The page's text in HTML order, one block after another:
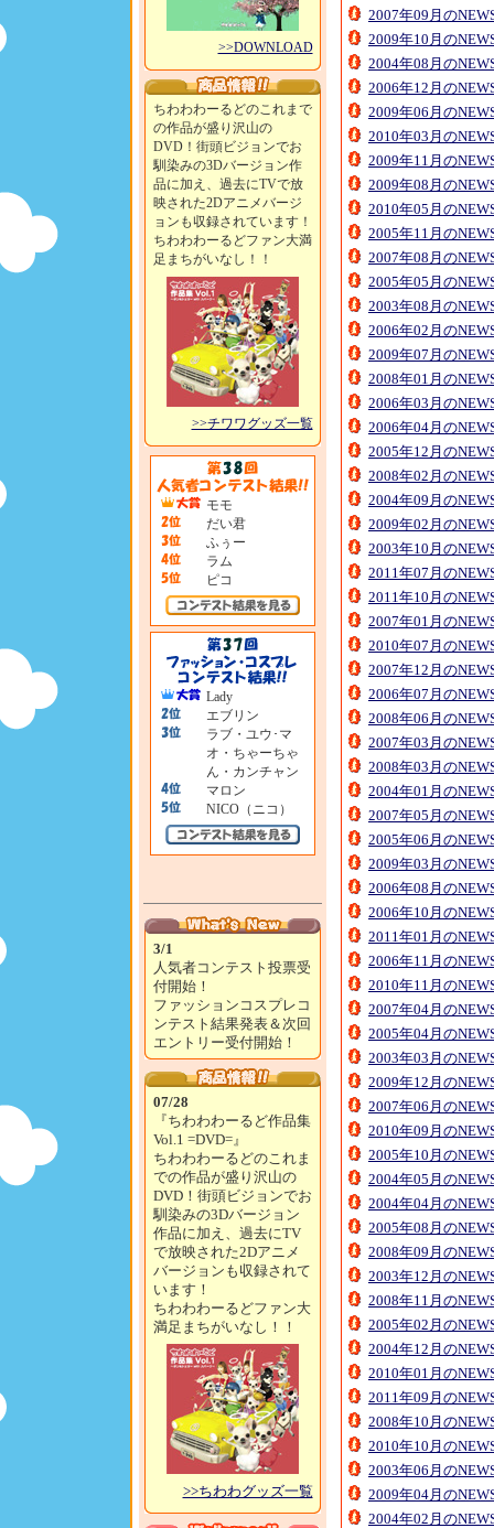
>>DOWNLOAD
ちわわわーるどのこれまで
の作品が盛り沢山の
DVD！街頭ビジョンでお
馴染みの3Dバージョン作
品に加え、過去にTVで放
映された2Dアニメバージ
ョンも収録されています！
ちわわわーるどファン大満
足まちがいなし！！
>>チワワグッズ一覧
モモ
だい君
ふぅー
ラム
ピコ
Lady
エブリン
ラブ・ユウ･マ
オ・ちゃーちゃ
ん・カンチャン
マロン
NICO（ニコ）
3/1
人気者コンテスト投票受
付開始！
ファッションコスプレコ
ンテスト結果発表＆次回
エントリー受付開始！
07/28
『ちわわわーるど作品集
Vol.1 =DVD=』
ちわわわーるどのこれま
での作品が盛り沢山の
DVD！街頭ビジョンでお
馴染みの3Dバージョン
作品に加え、過去にTV
で放映された2Dアニメ
バージョンも収録されて
います！
ちわわわーるどファン大
満足まちがいなし！！
>>ちわわグッズ一覧
2007年09月の
2009年10月の
2004年08月の
2006年12月の
2009年06月の
2010年03月の
2009年11月の
2009年08月の
2010年05月の
2005年11月の
2007年08月の
2005年05月の
2003年08月の
2006年02月の
2009年07月の
2008年01月の
2006年03月の
2006年04月の
2005年12月の
2008年02月の
2004年09月の
2009年02月の
2003年10月の
2011年07月の
2011年10月の
2007年01月の
2010年07月の
2007年12月の
2006年07月の
2008年06月の
2007年03月の
2008年03月の
2004年01月の
2007年05月の
2005年06月の
2009年03月の
2006年08月の
2006年10月の
2011年01月の
2006年11月の
2010年11月の
2007年04月の
2005年04月の
2003年03月の
2009年12月の
2007年06月の
2010年09月の
2005年10月の
2004年05月の
2004年04月の
2005年08月の
2008年09月の
2003年12月の
2008年11月の
2005年02月の
2004年12月の
2010年01月の
2011年09月の
2008年10月の
2010年10月の
2003年06月の
2009年04月の
2004年02月の